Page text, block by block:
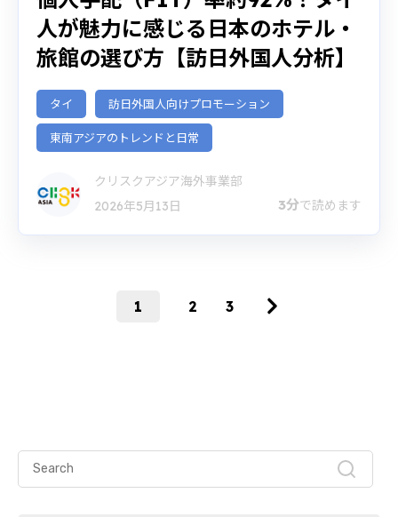
人が魅力に感じる日本のホテル・
旅館の選び方【訪日外国人分析】
タイ 訪日外国人向けプロモーション
東南アジアのトレンドと日常
クリスクアジア海外事業部
2026年5月13日
3分で読めます
1 2 3